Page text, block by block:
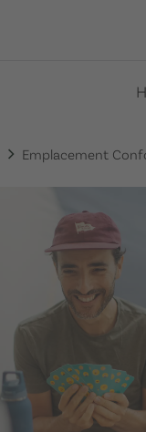
Emplacement